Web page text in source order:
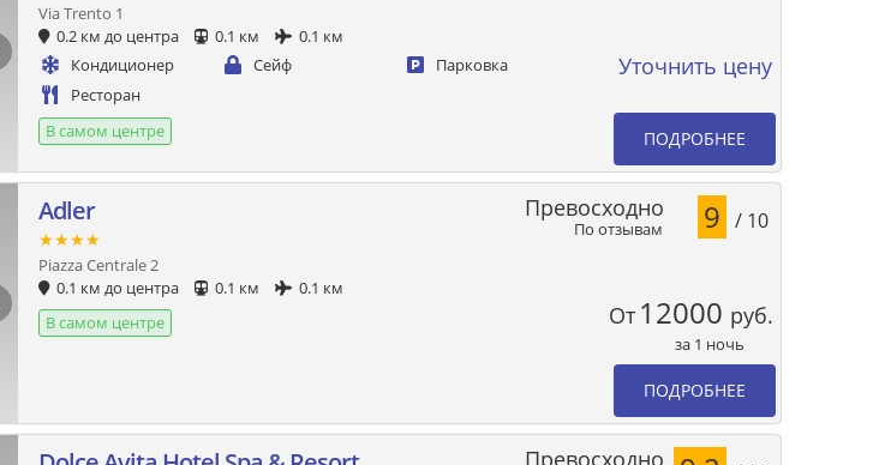
Via Trento 1
0.2 км до центра
0.1 км
0.1 км
Кондиционер
Сейф
Парковка
Ресторан
В самом центре
Уточнить цену
ПОДРОБНЕЕ
Adler
★★★★
Piazza Centrale 2
0.1 км до центра
0.1 км
0.1 км
В самом центре
По отзывам
Превосходно 9 / 10
От 12000 руб.
за 1 ночь
ПОДРОБНЕЕ
Превосходно